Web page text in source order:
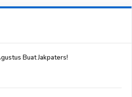
Buat Jakpaters!